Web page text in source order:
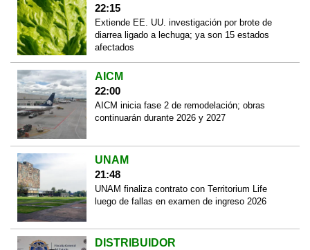
22:15
Extiende EE. UU. investigación por brote de
diarrea ligado a lechuga; ya son 15 estados
afectados
AICM
22:00
AICM inicia fase 2 de remodelación; obras
continuarán durante 2026 y 2027
UNAM
21:48
UNAM finaliza contrato con Territorium Life
luego de fallas en examen de ingreso 2026
DISTRIBUIDOR